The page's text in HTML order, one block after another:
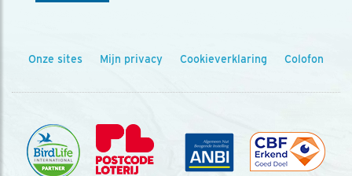
Onze sites Mijn privacy Cookieverklaring Colofon